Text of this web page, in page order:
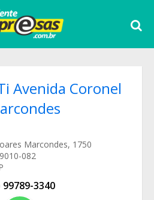
Avenida Coronel
Marcondes, 1750
082
99789-3340